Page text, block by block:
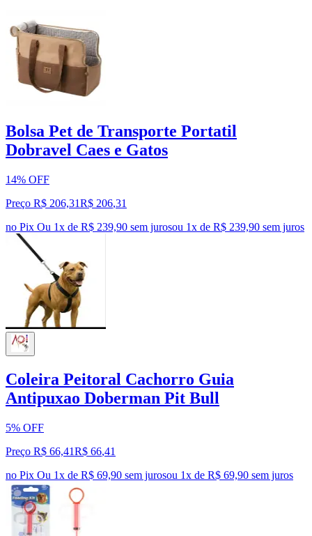
Bolsa Pet de Transporte Portatil
Dobravel Caes e Gatos
14% OFF
Preço R$ 206,31R$ 206,31
no Pix Ou 1x de R$ 239,90 sem jurosou 1x de R$ 239,90 sem juros
Coleira Peitoral Cachorro Guia
Antipuxao Doberman Pit Bull
5% OFF
Preço R$ 66,41R$ 66,41
no Pix Ou 1x de R$ 69,90 sem jurosou 1x de R$ 69,90 sem juros